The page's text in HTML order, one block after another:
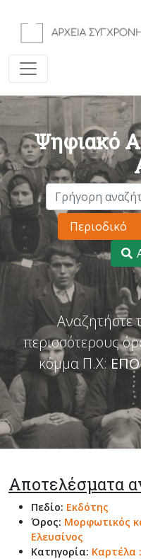
Ψηφιακό
Αναζητήστε
περισσότερους
κόμμα Π.Χ:
Αποτελέσματα
Πεδίο: Εκδότης
Όρος: Μορφωτικός
Ελευσίνος
Κατηγορία: Καρτέλα